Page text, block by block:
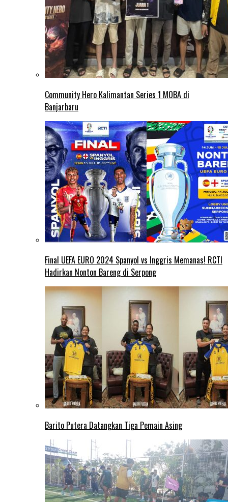
Community Hero Kalimantan Series 1 MOBA di
Banjarbaru
Final UEFA EURO 2024 Spanyol vs Inggris Memanas! RCTI
Hadirkan Nonton Bareng di Serpong
Barito Putera Datangkan Tiga Pemain Asing